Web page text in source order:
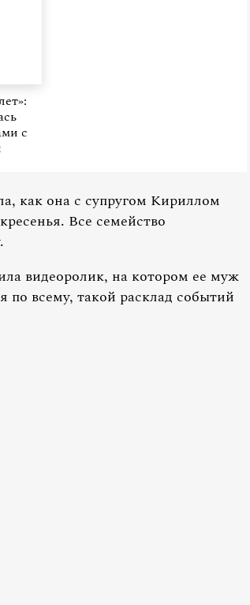
с
как она с супругом Кириллом
Все семейство
видеоролик, на котором ее муж
по всему, такой расклад событий